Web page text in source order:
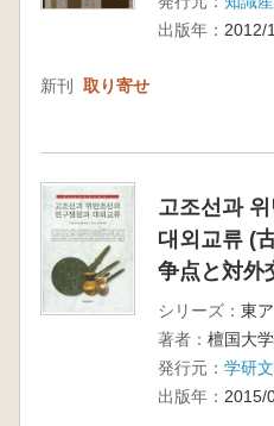
出版年： 2012/
新刊 取り寄せ
고조선과
대외교류 (
争点と対外
シリーズ： 東
著者：
発行元： 学研
出版年： 2015/